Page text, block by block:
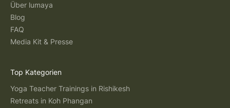
Über lumaya
Blog
FAQ
Media Kit & Presse
Top Kategorien
Yoga Teacher Trainings in Rishikesh
Retreats in Koh Phangan